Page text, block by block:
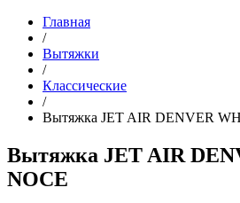
Главная
/
Вытяжки
/
Классические
/
Вытяжка JET AIR DENVER
Вытяжка JET AIR
NOCE